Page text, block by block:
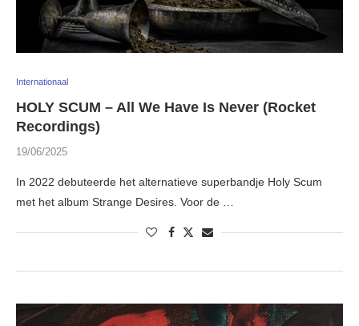
Internationaal
HOLY SCUM – All We Have Is Never (Rocket
Recordings)
19/06/2025
In 2022 debuteerde het alternatieve superbandje Holy Scum
met het album Strange Desires. Voor de …